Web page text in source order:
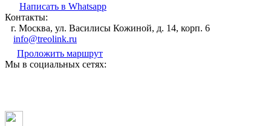
Написать в Whatsapp
Контакты:
г. Москва, ул. Василисы Кожиной, д. 14, корп. 6
info@treolink.ru
Проложить маршрут
Мы в социальных сетях: